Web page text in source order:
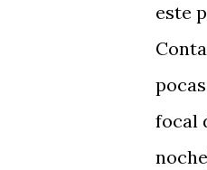
este
focal